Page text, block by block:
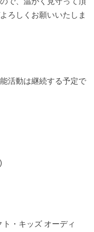
ろしくお願いいたしま
活動は継続する予定で
・キッズ オーディ